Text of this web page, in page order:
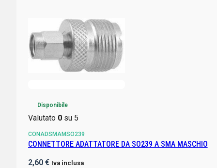
Disponibile
Valutato 0su 5
CONADSMAMSO239
CONNETTORE ADATTATORE DA SO239 A SMA MASCHIO
2,60 € Iva inclusa